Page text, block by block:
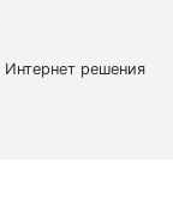
Интернет решения